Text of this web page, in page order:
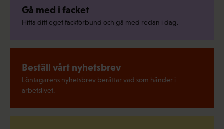
Gå med i facket
Hitta ditt eget fackförbund och gå med redan i dag.
Beställ vårt nyhetsbrev
Löntagarens nyhetsbrev berättar vad som händer i
arbetslivet.